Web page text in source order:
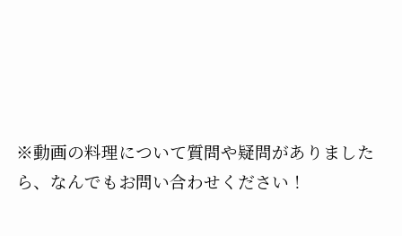
※動画の料理について質問や疑問がありました
ら、なんでもお問い合わせください！